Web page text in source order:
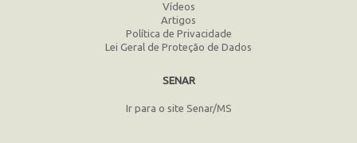
Vídeos
Artigos
Política de Privacidade
Lei Geral de Proteção de Dados
SENAR
Ir para o site Senar/MS